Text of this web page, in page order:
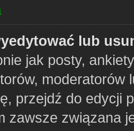
lub
jak posty,
moderatorów
przejdź do edycji
zawsze związana